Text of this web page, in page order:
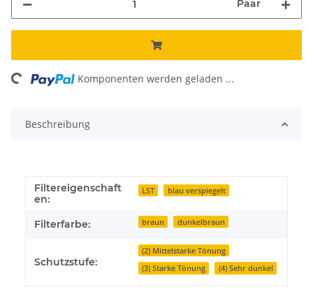
Paar
Komponenten werden geladen ...
Beschreibung
Filtereigenschaft
en:
LST blau verspiegelt
Filterfarbe: braun dunkelbraun
Schutzstufe:
(2) Mittelstarke Tönung
(3) Starke Tönung
(4) Sehr dunkel